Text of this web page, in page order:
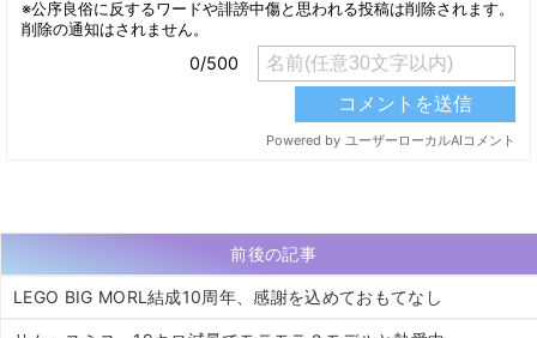
前後の記事
LEGO BIG MORL結成10周年、感謝を込めておもてなし